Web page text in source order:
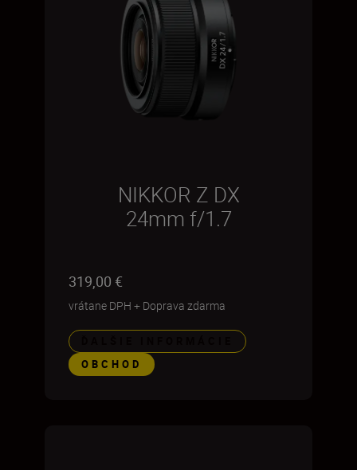
NIKKOR Z DX
24mm f/1.7
319,00 €
vrátane DPH + Doprava zdarma
OBCHOD